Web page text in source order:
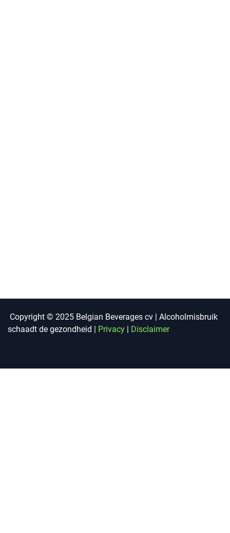
Copyright © 2025 Belgian Beverages cv | Alcoholmisbruik
schaadt de gezondheid | Privacy | Disclaimer